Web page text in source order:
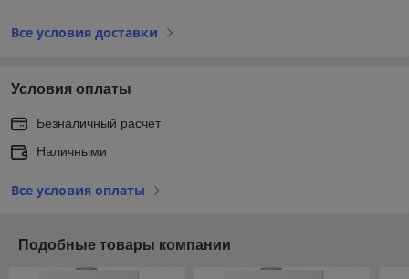
Все условия доставки
Условия оплаты
Безналичный расчет
Наличными
Все условия оплаты
Подобные товары компании